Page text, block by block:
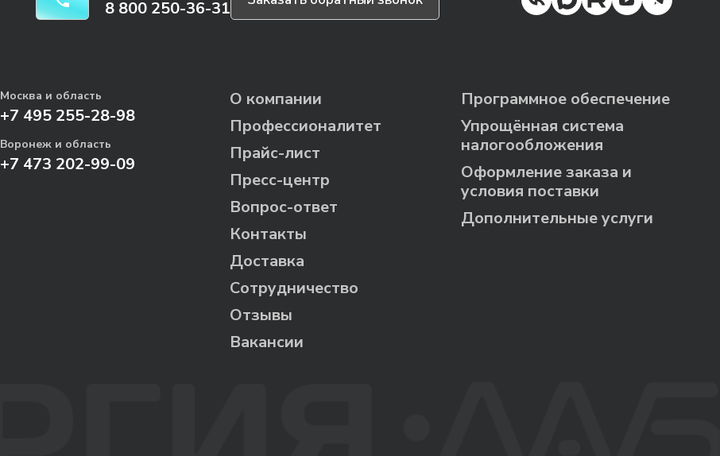
8 800 250-36-31
Москва и область
+7 495 255-28-98
Воронеж и область
+7 473 202-99-09
О компании
Профессионалитет
Прайс-лист
Пресс-центр
Вопрос-ответ
Контакты
Доставка
Сотрудничество
Отзывы
Вакансии
Программное обеспечение
Упрощённая система
налогообложения
Оформление заказа и
условия поставки
Дополнительные услуги